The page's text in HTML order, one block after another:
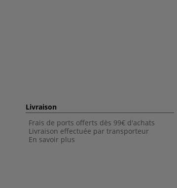
Livraison
Frais de ports offerts dès 99€ d'achats
Livraison effectuée par transporteur
En savoir plus